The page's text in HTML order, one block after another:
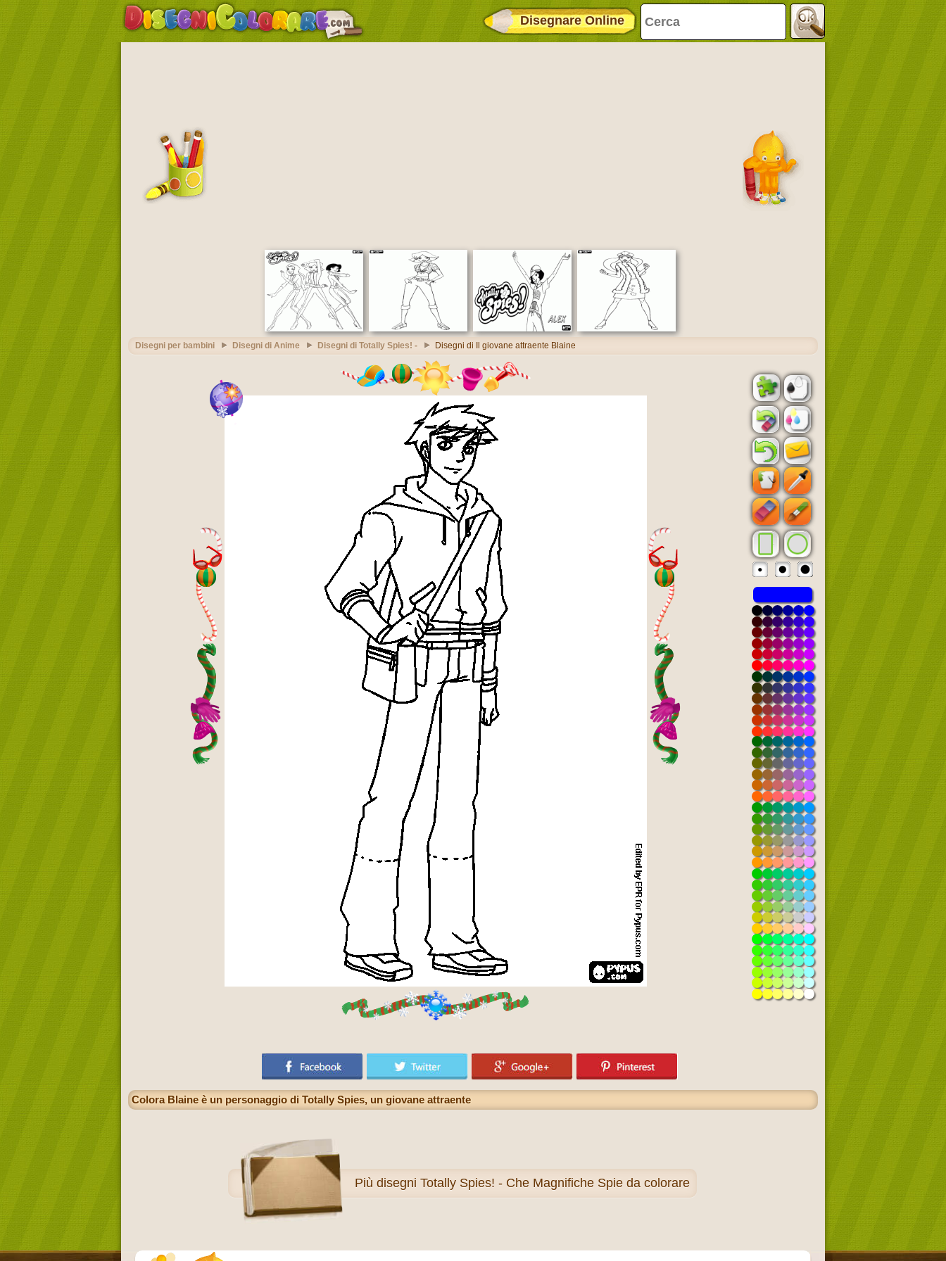
Disegnare Online
Disegni per bambini Disegni di Anime Disegni di Totally Spies! - Disegni di Il giovane attraente Blaine
Colora Blaine è un personaggio di Totally Spies, un giovane attraente
Più disegni Totally Spies! - Che Magnifiche Spie da colorare